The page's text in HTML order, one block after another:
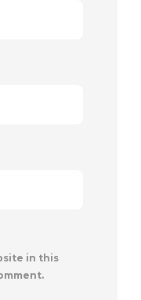
in this